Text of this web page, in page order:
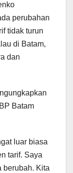
perubahan
tidak turun
di Batam,
dan
Batam
luar biasa
tarif. Saya
berubah. Kita